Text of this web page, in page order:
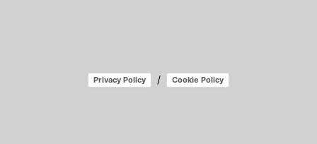
Privacy Policy / Cookie Policy